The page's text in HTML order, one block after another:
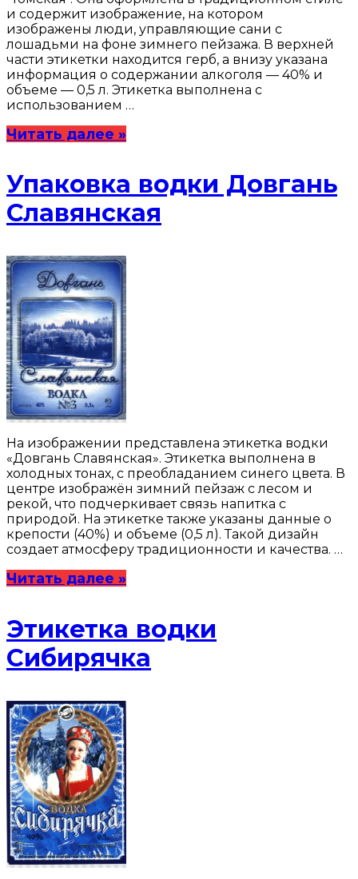
и содержит изображение, на котором
изображены люди, управляющие сани с
лошадьми на фоне зимнего пейзажа. В верхней
части этикетки находится герб, а внизу указана
информация о содержании алкоголя — 40% и
объеме — 0,5 л. Этикетка выполнена с
использованием …
Читать далее »
Упаковка водки Довгань
Славянская
На изображении представлена этикетка водки
«Довгань Славянская». Этикетка выполнена в
холодных тонах, с преобладанием синего цвета. В
центре изображён зимний пейзаж с лесом и
рекой, что подчеркивает связь напитка с
природой. На этикетке также указаны данные о
крепости (40%) и объеме (0,5 л). Такой дизайн
создает атмосферу традиционности и качества. …
Читать далее »
Этикетка водки
Сибирячка